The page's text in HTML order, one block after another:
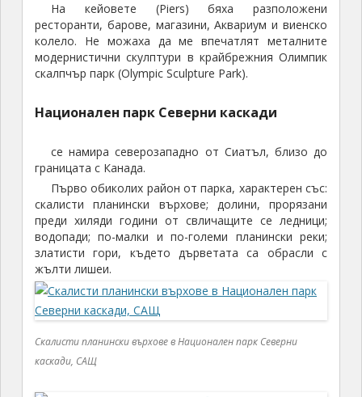
На кейовете (Piers) бяха разположени
ресторанти, барове, магазини, Аквариум и виенско
колело. Не можаха да ме впечатлят металните
модернистични скулптури в крайбрежния Олимпик
скалпчър парк (Olympic Sculpture Park).
Национален парк Северни каскади
се намира северозападно от Сиатъл, близо до
границата с Канада.
Първо обиколих район от парка, характерен със:
скалисти планински върхове; долини, прорязани
преди хиляди години от свличащите се ледници;
водопади; по-малки и по-големи планински реки;
златисти гори, където дърветата са обрасли с
жълти лишеи.
Скалисти планински върхове в Национален парк Северни
каскади, САЩ